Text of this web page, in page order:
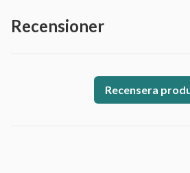
Recensioner
Recensera